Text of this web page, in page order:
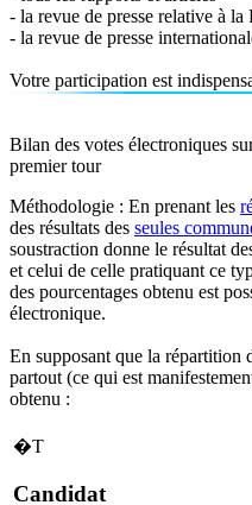
- la revue de presse relative à la
- la revue de presse
Votre participation est
Bilan des votes électroniques
premier tour
Méthodologie : En prenant les
des résultats des seules
soustraction donne le résultat
et celui de celle pratiquant ce
des pourcentages obtenu est
électronique.
En supposant que la répartition
partout (ce qui est
obtenu :
�T
Candidat